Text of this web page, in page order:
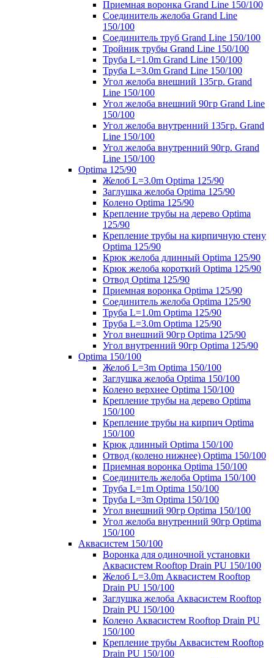
Приемная воронка Grand Line 150/100
Соединитель желоба Grand Line
150/100
Соединитель труб Grand Line 150/100
Тройник трубы Grand Line 150/100
Труба L=1.0m Grand Line 150/100
Труба L=3.0m Grand Line 150/100
Угол желоба внешний 135гр. Grand
Line 150/100
Угол желоба внешний 90гр Grand Line
150/100
Угол желоба внутренний 135гр. Grand
Line 150/100
Угол желоба внутренний 90гр. Grand
Line 150/100
Optima 125/90
Желоб L=3.0m Optima 125/90
Заглушка желоба Optima 125/90
Колено Optima 125/90
Крепление трубы на дерево Optima
125/90
Крепление трубы на кирпичную стену
Optima 125/90
Крюк желоба длинный Optima 125/90
Крюк желоба короткий Optima 125/90
Отвод Optima 125/90
Приемная воронка Optima 125/90
Соединитель желоба Optima 125/90
Труба L=1.0m Optima 125/90
Труба L=3.0m Optima 125/90
Угол внешний 90гр Optima 125/90
Угол внутренний 90гр Optima 125/90
Optima 150/100
Желоб L=3m Optima 150/100
Заглушка желоба Optima 150/100
Колено верхнее Optima 150/100
Крепление трубы на дерево Optima
150/100
Крепление трубы на кирпич Optima
150/100
Крюк длинный Optima 150/100
Отвод (колено нижнее) Optima 150/100
Приемная воронка Optima 150/100
Соединитель желоба Optima 150/100
Труба L=1m Optima 150/100
Труба L=3m Optima 150/100
Угол внешний 90гр Optima 150/100
Угол желоба внутренний 90гр Optima
150/100
Аквасистем 150/100
Воронка для одиночной установки
Аквасистем Rooftop Drain PU 150/100
Желоб L=3.0m Аквасистем Rooftop
Drain PU 150/100
Заглушка желоба Аквасистем Rooftop
Drain PU 150/100
Колено Аквасистем Rooftop Drain PU
150/100
Крепление трубы Аквасистем Rooftop
Drain PU 150/100